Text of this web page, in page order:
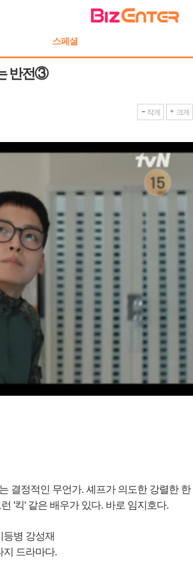
스페셜
반전③
작게 크게
결정적인 무언가. 셰프가 의도한 강렬한 한
'킥' 같은 배우가 있다. 바로 임지호다.
등병 강성재
지 드라마다.